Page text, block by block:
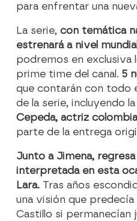
para enfrentar una
La serie,con temática
estrenará a nivel mundial
podremos en exclusiva
prime time del canal.5
que contarán con todo
de la serie, incluyendo la
Cepeda, actriz
parte de la entrega
Junto a Jimena, regresa
interpretada en esta
Lara. Tras años
una visión que predecía
Castillo si permanecían